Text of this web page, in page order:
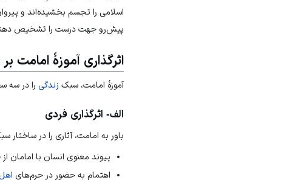
اسلامی را تجسم بخشیده‌اند و
پیش‌رو جهت درست را تشخیص
اثرگذاری آموزهٔ امامت
آموزهٔ امامت، سبک زندگی را در سه
الف- اثرگذاری فردی
باور به امامت، آثاری را در ساختار
پیوند معنوی انسان با امامان
اهتمام به حضور در حرم‌های